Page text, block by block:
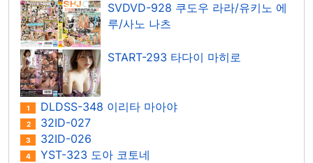
SVDVD-928 쿠도우 라라/유키노 에
루/사노 나츠
START-293 타다이 마히로
1 DLDSS-348 이리타 마아야
2 32ID-027
3 32ID-026
4 YST-323 도아 코토네